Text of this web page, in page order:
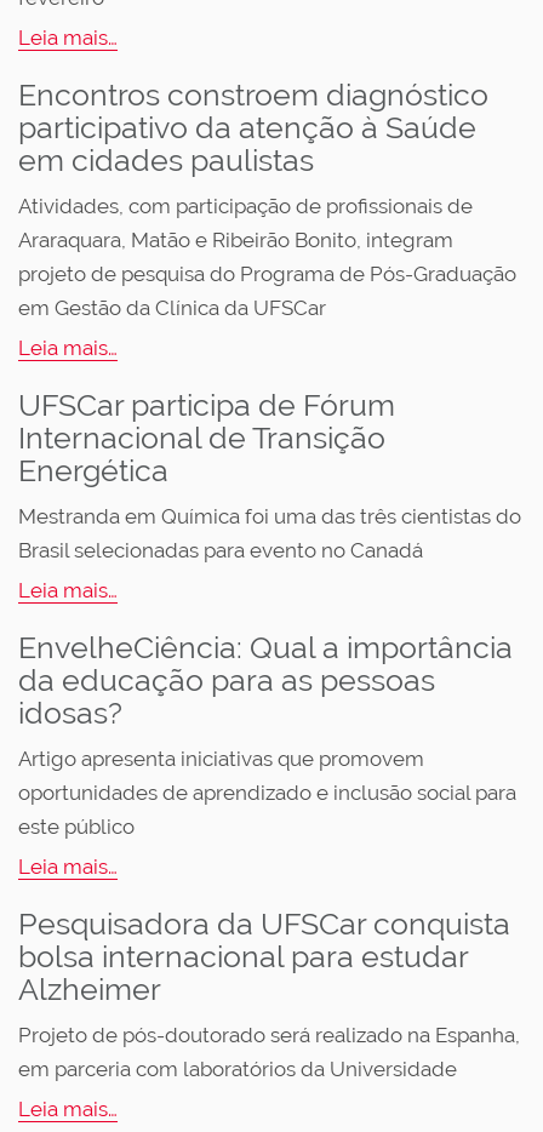
Leia mais…
Encontros constroem diagnóstico
participativo da atenção à Saúde
em cidades paulistas
Atividades, com participação de profissionais de
Araraquara, Matão e Ribeirão Bonito, integram
projeto de pesquisa do Programa de Pós-Graduação
em Gestão da Clínica da UFSCar
Leia mais…
UFSCar participa de Fórum
Internacional de Transição
Energética
Mestranda em Química foi uma das três cientistas do
Brasil selecionadas para evento no Canadá
Leia mais…
EnvelheCiência: Qual a importância
da educação para as pessoas
idosas?
Artigo apresenta iniciativas que promovem
oportunidades de aprendizado e inclusão social para
este público
Leia mais…
Pesquisadora da UFSCar conquista
bolsa internacional para estudar
Alzheimer
Projeto de pós-doutorado será realizado na Espanha,
em parceria com laboratórios da Universidade
Leia mais…